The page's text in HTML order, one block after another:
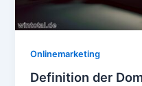
Onlinemarketing
Definition der